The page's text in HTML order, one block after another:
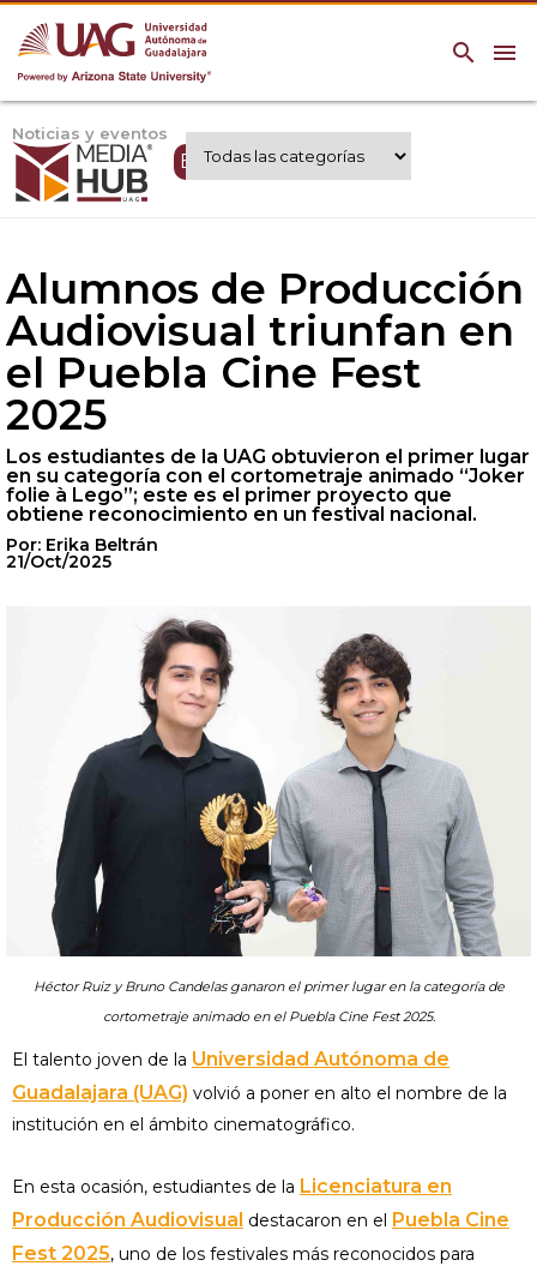
menu
search
Noticias y eventos
Expertos UAG
Alumnos de Producción
Audiovisual triunfan en
el Puebla Cine Fest
2025
Los estudiantes de la UAG obtuvieron el primer lugar
en su categoría con el cortometraje animado “Joker
folie à Lego”; este es el primer proyecto que
obtiene reconocimiento en un festival nacional.
Por: Erika Beltrán
21/Oct/2025
Héctor Ruiz y Bruno Candelas ganaron el primer lugar en la categoría de
cortometraje animado en el Puebla Cine Fest 2025.
El talento joven de la Universidad Autónoma de
Guadalajara (UAG) volvió a poner en alto el nombre de la
institución en el ámbito cinematográfico.
En esta ocasión, estudiantes de la Licenciatura en
Producción Audiovisual destacaron en el Puebla Cine
Fest 2025, uno de los festivales más reconocidos para